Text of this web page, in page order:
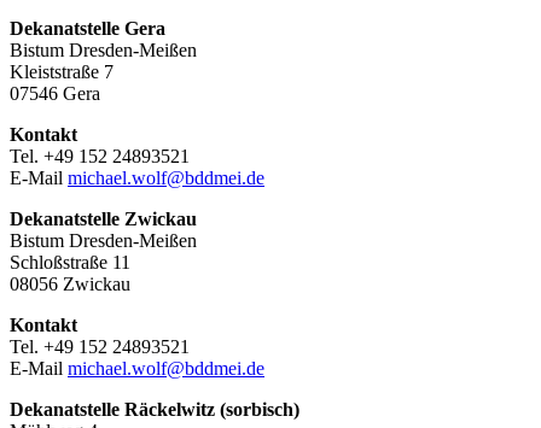
Dekanatstelle Gera
Bistum Dresden-Meißen
Kleiststraße 7
07546 Gera
Kontakt
Tel. +49 152 24893521
E-Mail michael.wolf@bddmei.de
Dekanatstelle Zwickau
Bistum Dresden-Meißen
Schloßstraße 11
08056 Zwickau
Kontakt
Tel. +49 152 24893521
E-Mail michael.wolf@bddmei.de
Dekanatstelle Räckelwitz (sorbisch)